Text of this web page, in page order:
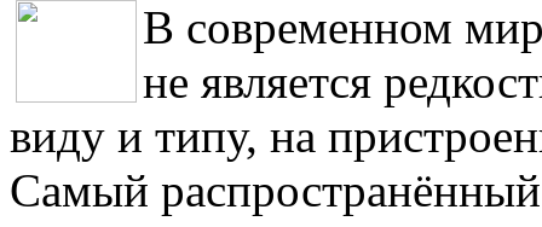
В современном
не является
виду и типу, на
Самый